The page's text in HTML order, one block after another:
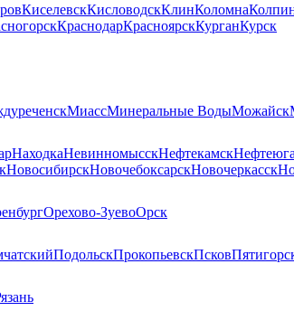
КиселевскКисловодскКлинКоломна
КраснодарКрасноярскКурганКурск
МиассМинеральные ВодыМожайск
НаходкаНевинномысскНефтекамск
НовосибирскНовочебоксарскНовочеркасск
Орехово-ЗуевоОрск
ПодольскПрокопьевскПсков